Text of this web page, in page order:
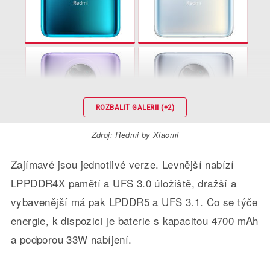
ROZBALIT GALERII (+2)
Zdroj: Redmi by Xiaomi
Zajímavé jsou jednotlivé verze. Levnější nabízí
LPPDDR4X pamětí a UFS 3.0 úložiště, dražší a
vybavenější má pak LPDDR5 a UFS 3.1. Co se týče
energie, k dispozici je baterie s kapacitou 4700 mAh
a podporou 33W nabíjení.